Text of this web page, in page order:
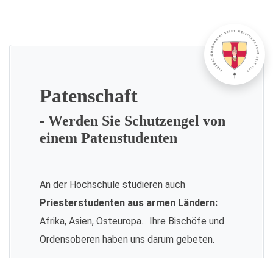
Patenschaft
- Werden Sie Schutzengel von
einem Patenstudenten
An der Hochschule studieren auch
Priesterstudenten aus armen Ländern:
Afrika, Asien, Osteuropa... Ihre Bischöfe und
Ordensoberen haben uns darum gebeten.